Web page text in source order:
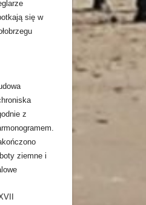
się w
z
ziemne i